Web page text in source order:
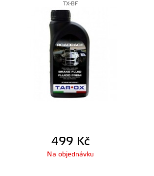
TX-BF
499 Kč
Na objednávku